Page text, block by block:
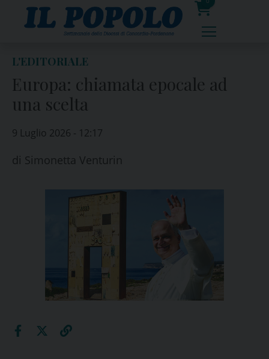
0
prodotti
L'EDITORIALE
Europa: chiamata epocale ad
una scelta
9 Luglio 2026 - 12:17
di Simonetta Venturin